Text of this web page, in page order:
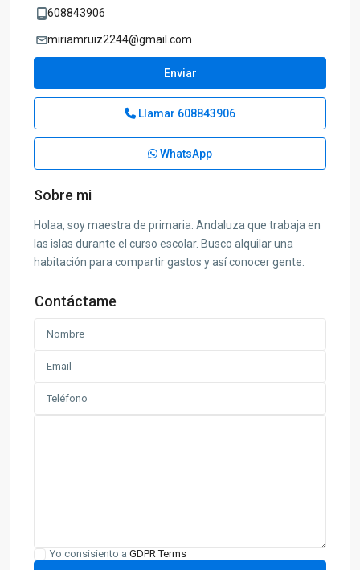
608843906
miriamruiz2244@gmail.com
Enviar
Llamar 608843906
WhatsApp
Sobre mi
Holaa, soy maestra de primaria. Andaluza que trabaja en
las islas durante el curso escolar. Busco alquilar una
habitación para compartir gastos y así conocer gente.
Contáctame
Yo consisiento a GDPR Terms